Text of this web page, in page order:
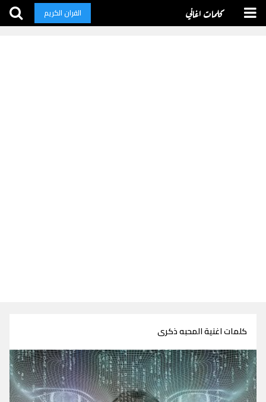
كلمات اغاني القران الكريم
كلمات اغنية المحبه ذكرى